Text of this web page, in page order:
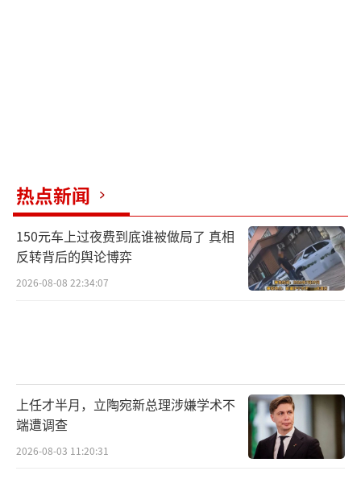
热点新闻
150元车上过夜费到底谁被做局了 真相
反转背后的舆论博弈
2026-08-08 22:34:07
上任才半月，立陶宛新总理涉嫌学术不
端遭调查
2026-08-03 11:20:31